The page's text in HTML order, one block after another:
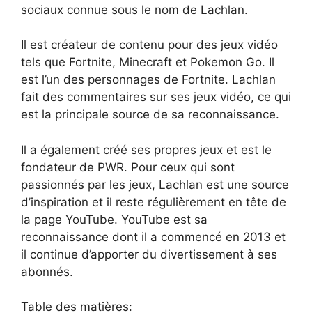
sociaux connue sous le nom de Lachlan.
Il est créateur de contenu pour des jeux vidéo
tels que Fortnite, Minecraft et Pokemon Go. Il
est l’un des personnages de Fortnite. Lachlan
fait des commentaires sur ses jeux vidéo, ce qui
est la principale source de sa reconnaissance.
Il a également créé ses propres jeux et est le
fondateur de PWR. Pour ceux qui sont
passionnés par les jeux, Lachlan est une source
d’inspiration et il reste régulièrement en tête de
la page YouTube. YouTube est sa
reconnaissance dont il a commencé en 2013 et
il continue d’apporter du divertissement à ses
abonnés.
Table des matières: